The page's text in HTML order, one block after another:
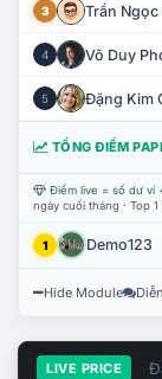
3 Trần Ngọc
4 Võ Duy
5 Đặng Kim
TỔNG ĐIỂM
Điểm live = số dư ví
ngày cuối tháng · Top
1 Demo123
Hide Module
LIVE PRICE